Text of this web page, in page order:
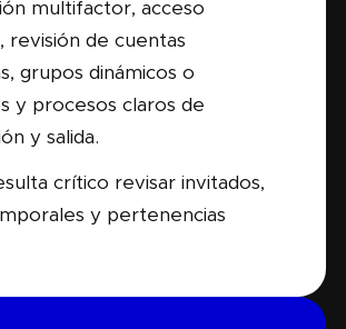
multifactor, acceso
revisión de cuentas
grupos dinámicos o
y procesos claros de
y salida.
crítico revisar invitados,
y pertenencias